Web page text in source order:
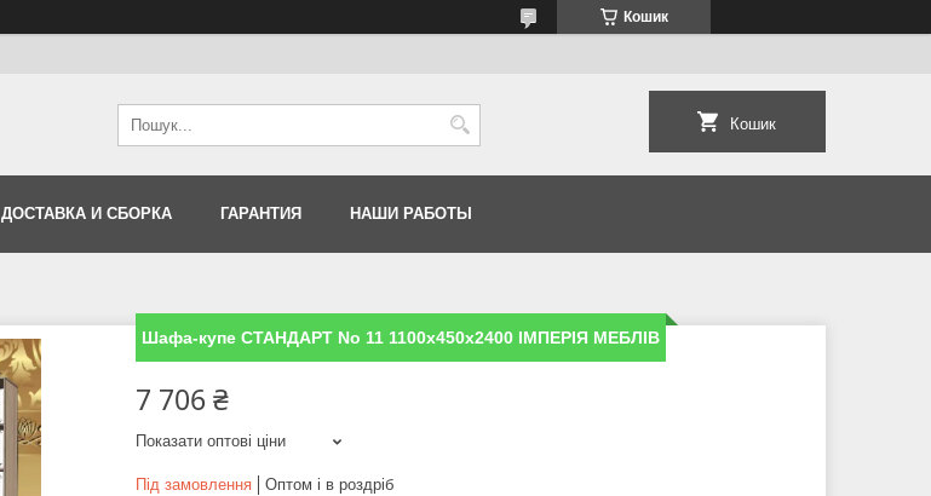
Кошик
Кошик
ДОСТАВКА И СБОРКА ГАРАНТИЯ НАШИ РАБОТЫ
Шафа-купе СТАНДАРТ No 11 1100x450х2400 ІМПЕРIЯ МЕБЛIВ
7 706 ₴
Показати оптові ціни
Під замовлення
Оптом і в роздріб